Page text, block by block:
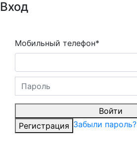
Вход
Мобильный телефон*
Войти
Регистрация Забыли пароль?